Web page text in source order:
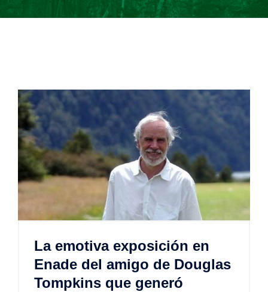
La emotiva exposición en
Enade del amigo de Douglas
Tompkins que generó